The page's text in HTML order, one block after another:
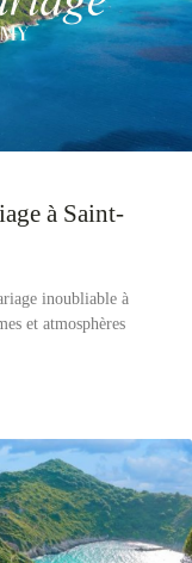
à Saint-
inoubliable à
et atmosphères